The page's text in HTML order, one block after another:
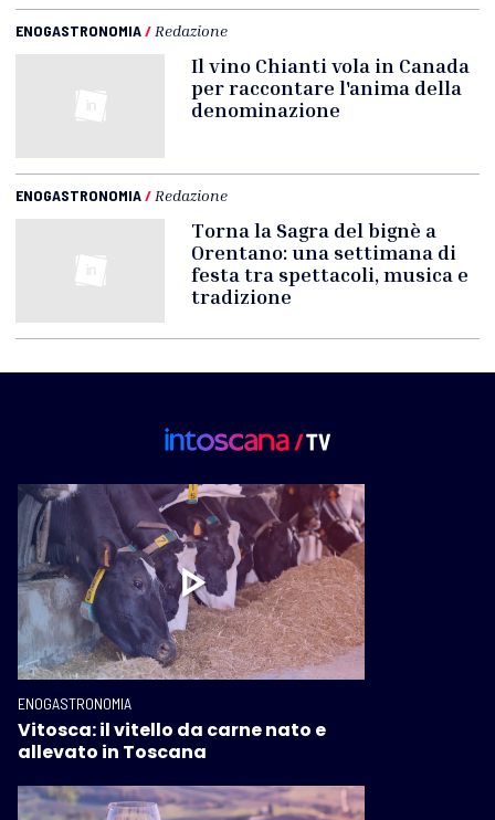
ENOGASTRONOMIA/Redazione
Il vino Chianti vola in Canada
per raccontare l'anima della
denominazione
ENOGASTRONOMIA/Redazione
Torna la Sagra del bignè a
Orentano: una settimana di
festa tra spettacoli, musica e
tradizione
ENOGASTRONOMIA
Vitosca: il vitello da carne nato e
allevato in Toscana